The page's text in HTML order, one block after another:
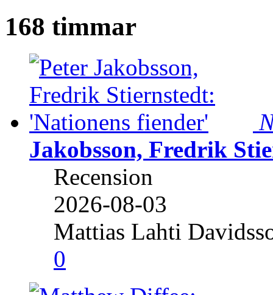
168 timmar
Jakobsson, Fredrik
Recension
2026-08-03
Mattias Lahti
0